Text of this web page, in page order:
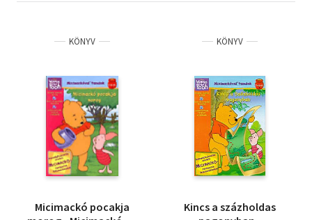
KÖNYV
Micimackó pocakja
KÖNYV
Kincs a százholdas